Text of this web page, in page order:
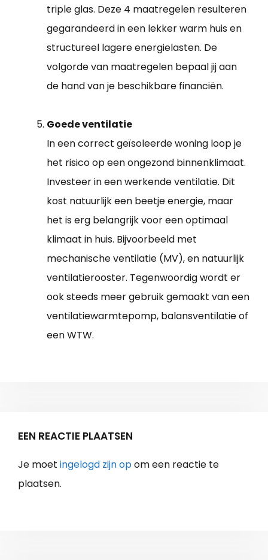
triple glas. Deze 4 maatregelen resulteren
gegarandeerd in een lekker warm huis en
structureel lagere energielasten. De
volgorde van maatregelen bepaal jij aan
de hand van je beschikbare financiën.
Goede ventilatie
In een correct geïsoleerde woning loop je
het risico op een ongezond binnenklimaat.
Investeer in een werkende ventilatie. Dit
kost natuurlijk een beetje energie, maar
het is erg belangrijk voor een optimaal
klimaat in huis. Bijvoorbeeld met
mechanische ventilatie (MV), en natuurlijk
ventilatierooster. Tegenwoordig wordt er
ook steeds meer gebruik gemaakt van een
ventilatiewarmtepomp, balansventilatie of
een WTW.
EEN REACTIE PLAATSEN
Je moet ingelogd zijn opom een reactie te
plaatsen.